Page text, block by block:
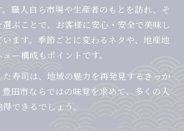
職人自ら市場や生産者のもとを訪れ、そ
ぶことで、お客様に安心・安全で美味し
ます。季節ごとに変わるネタや、地産地
ー構成もポイントです。
寿司は、地域の魅力を再発見するきっか
田市ならではの味覚を求めて、多くの人
できるでしょう。